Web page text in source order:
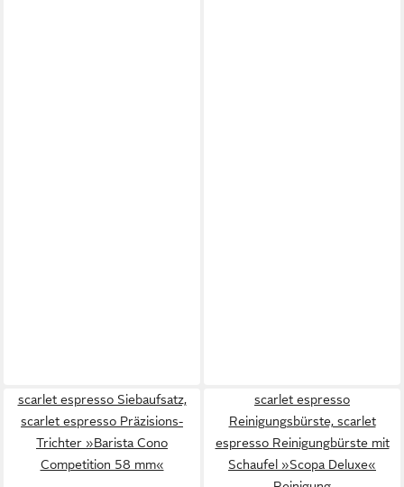
scarlet espresso Siebaufsatz,
scarlet espresso Präzisions-
Trichter »Barista Cono
Competition 58 mm«
scarlet espresso
Reinigungsbürste, scarlet
espresso Reinigungbürste mit
Schaufel »Scopa Deluxe«